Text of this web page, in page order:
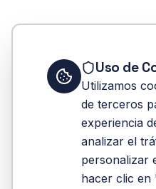
Uso de
Utilizamos
de terceros
experiencia
analizar el
personalizar
hacer clic en
No se pudo
estudiar-